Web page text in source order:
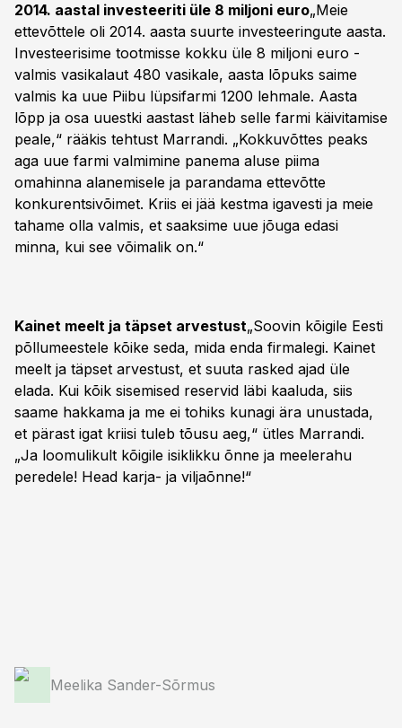
2014. aastal investeeriti üle 8 miljoni euro„Meie
ettevõttele oli 2014. aasta suurte investeeringute aasta.
Investeerisime tootmisse kokku üle 8 miljoni euro -
valmis vasikalaut 480 vasikale, aasta lõpuks saime
valmis ka uue Piibu lüpsifarmi 1200 lehmale. Aasta
lõpp ja osa uuestki aastast läheb selle farmi käivitamise
peale,“ rääkis tehtust Marrandi. „Kokkuvõttes peaks
aga uue farmi valmimine panema aluse piima
omahinna alanemisele ja parandama ettevõtte
konkurentsivõimet. Kriis ei jää kestma igavesti ja meie
tahame olla valmis, et saaksime uue jõuga edasi
minna, kui see võimalik on.“
Kainet meelt ja täpset arvestust„Soovin kõigile Eesti
põllumeestele kõike seda, mida enda firmalegi. Kainet
meelt ja täpset arvestust, et suuta rasked ajad üle
elada. Kui kõik sisemised reservid läbi kaaluda, siis
saame hakkama ja me ei tohiks kunagi ära unustada,
et pärast igat kriisi tuleb tõusu aeg,“ ütles Marrandi.
„Ja loomulikult kõigile isiklikku õnne ja meelerahu
peredele! Head karja- ja viljaõnne!“
Meelika Sander-Sõrmus